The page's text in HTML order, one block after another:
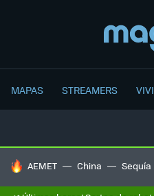
MAPAS STREAMERS
HOY SE HABLA DE
AEMET China Sequía